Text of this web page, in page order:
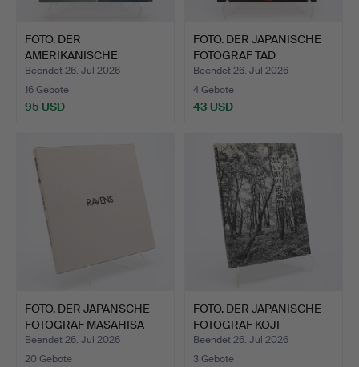
FOTO. DER
AMERIKANISCHE
FOTOGRAF WILLIAM E…
Beendet 26. Jul 2026
16 Gebote
95 USD
FOTO. DER JAPANISCHE
FOTOGRAF TAD
WAKAMATS…
Beendet 26. Jul 2026
4 Gebote
43 USD
FOTO. DER JAPANSCHE
FOTOGRAF MASAHISA
FUKA…
Beendet 26. Jul 2026
20 Gebote
FOTO. DER JAPANISCHE
FOTOGRAF KOJI
MOROOKA…
Beendet 26. Jul 2026
3 Gebote